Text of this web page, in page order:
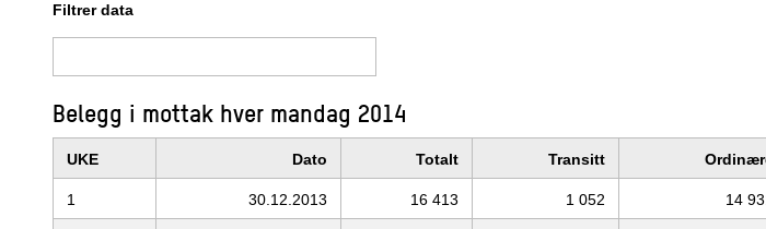
Filtrer data
Belegg i mottak hver mandag 2014
UKE Dato Totalt Transitt
1 30.12.2013 16 413 1 052 14